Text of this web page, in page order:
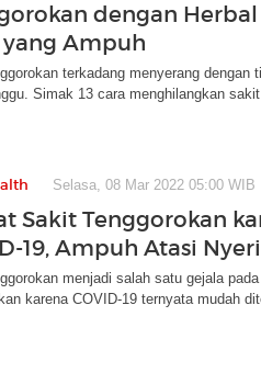
dengan
Ampuh
terkadang menyerang dengan
Simak 13 cara menghilangkan
Selasa, 08 Mar 2022 05:00 WIB
Sakit Tenggorokan
19, Ampuh Atasi
menjadi salah satu gejala
karena COVID-19 ternyata mudah